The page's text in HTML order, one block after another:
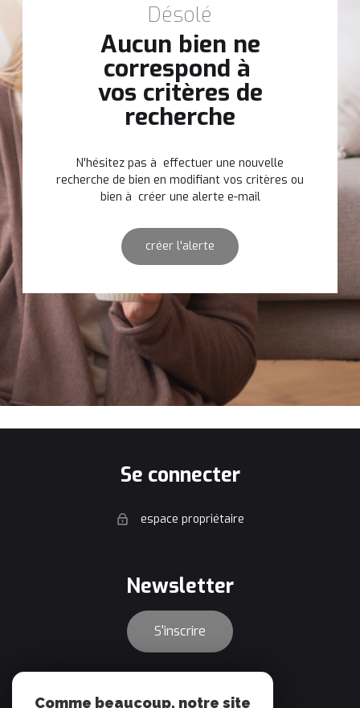
Désolé
Aucun bien ne
correspond à
vos critères de
recherche
N'hésitez pas à effectuer une nouvelle
recherche de bien en modifiant vos critères ou
bien à créer une alerte e-mail
créer l'alerte
se connecter
espace propriétaire
newsletter
S'inscrire
adhérents
Comme beaucoup, notre site